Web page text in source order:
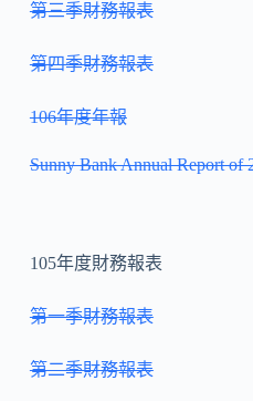
第三季財務報表
第四季財務報表
106年度年報
Sunny Bank Annual Report of
105年度財務報表
第一季財務報表
第二季財務報表